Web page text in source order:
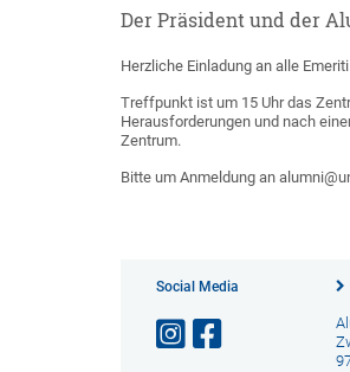
Der Präsident und der
Herzliche Einladung an alle
Treffpunkt ist um 15 Uhr das
Herausforderungen und nach
Zentrum.
Bitte um Anmeldung an
Social Media